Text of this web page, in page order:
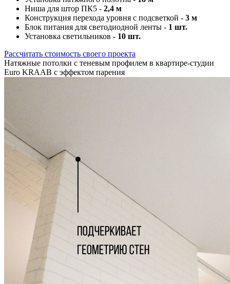
Ниша для штор ПК5 - 2,4 м
Конструкция перехода уровня с подсветкой - 3 м
Блок питания для светодиодной ленты - 1 шт.
Установка светильников - 10 шт.
Рассчитать стоимость своего проекта
Натяжные потолки с теневым профилем в квартире-студии
Euro KRAAB с эффектом парения